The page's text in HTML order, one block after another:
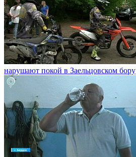
нарушают покой в Заельцовском бору